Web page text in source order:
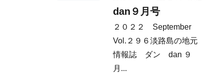
dan９月号
２０２２ September
Vol.２９６淡路島の地元
情報誌 ダン dan ９
月...